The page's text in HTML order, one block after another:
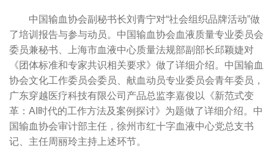
中国输血协会副秘书长刘青宁对“社会组织品牌活动”做
了培训报告与参与动员。中国输血协会血液质量专业委员会
委员兼秘书、上海市血液中心质量法规部副部长邱颖婕对
《团体标准和专家共识相关要求》做了详细介绍。中国输血
协会文化工作委员会委员、献血动员专业委员会青年委员，
广东穿越医疗科技有限公司产品总监李嘉俊以《新范式变
革：AI时代的工作方法及案例探讨》为题做了详细介绍。中
国输血协会审计部主任，徐州市红十字血液中心党总支书
记、主任周丽玲主持上述环节。